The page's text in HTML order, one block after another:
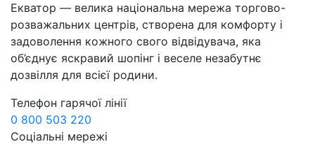
Екватор — велика національна мережа торгово-
розважальних центрів, створена для комфорту і
задоволення кожного свого відвідувача, яка
об’єднує яскравий шопінг і веселе незабутнє
дозвілля для всієї родини.
Телефон гарячої лінії
0 800 503 220
Соціальні мережі